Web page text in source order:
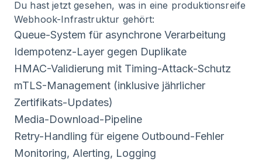
Du hast jetzt gesehen, was in eine produktionsreife
Webhook-Infrastruktur gehört:
Queue-System für asynchrone Verarbeitung
Idempotenz-Layer gegen Duplikate
HMAC-Validierung mit Timing-Attack-Schutz
mTLS-Management (inklusive jährlicher
Zertifikats-Updates)
Media-Download-Pipeline
Retry-Handling für eigene Outbound-Fehler
Monitoring, Alerting, Logging